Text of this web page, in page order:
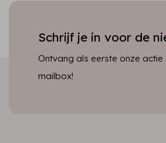
Schrijf je in voor de
Ontvang als eerste onze
mailbox!